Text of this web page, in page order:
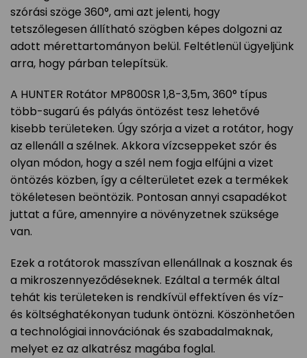
szórási szöge 360°, ami azt jelenti, hogy
tetszőlegesen állítható szögben képes dolgozni az
adott mérettartományon belül. Feltétlenül ügyeljünk
arra, hogy párban telepítsük.
A HUNTER Rotátor MP800SR 1,8-3,5m, 360° típus
több-sugarú és pályás öntözést tesz lehetővé
kisebb területeken. Úgy szórja a vizet a rotátor, hogy
az ellenáll a szélnek. Akkora vízcseppeket szór és
olyan módon, hogy a szél nem fogja elfújni a vizet
öntözés közben, így a célterületet ezek a termékek
tökéletesen beöntözik. Pontosan annyi csapadékot
juttat a fűre, amennyire a növényzetnek szüksége
van.
Ezek a rotátorok masszívan ellenállnak a kosznak és
a mikroszennyeződéseknek. Ezáltal a termék által
tehát kis területeken is rendkívül effektíven és víz-
és költséghatékonyan tudunk öntözni. Köszönhetően
a technológiai innovációnak és szabadalmaknak,
melyet ez az alkatrész magába foglal.